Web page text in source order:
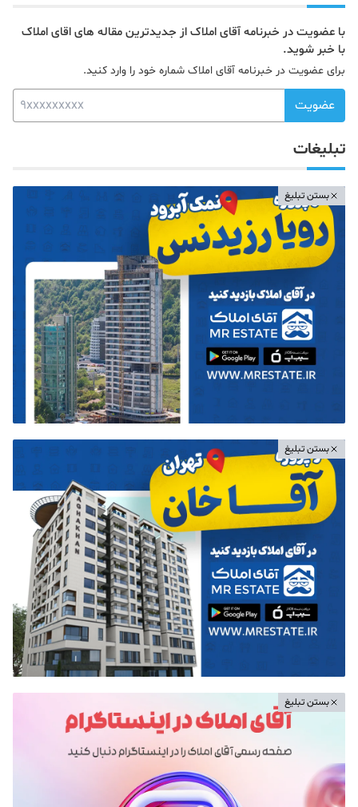
با عضویت در خبرنامه آقای املاک از جدیدترین مقاله های اقای املاک
با خبر شوید.
برای عضویت در خبرنامه آقای املاک شماره خود را وارد کنید.
عضویت
تبلیغات
بستن تبلیغ
بستن تبلیغ
بستن تبلیغ